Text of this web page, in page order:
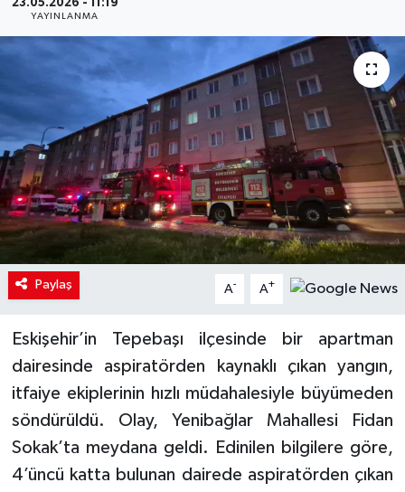
23.05.2026 - 11:19
YAYINLANMA
Paylaş A- A+
Eskişehir’in Tepebaşı ilçesinde bir apartman
dairesinde aspiratörden kaynaklı çıkan yangın,
itfaiye ekiplerinin hızlı müdahalesiyle büyümeden
söndürüldü. Olay, Yenibağlar Mahallesi Fidan
Sokak’ta meydana geldi. Edinilen bilgilere göre,
4’üncü katta bulunan dairede aspiratörden çıkan